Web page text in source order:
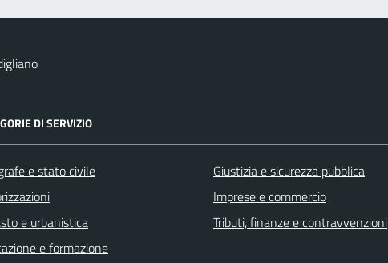
DI SERVIZIO
e stato civile
e urbanistica
e formazione
Giustizia e sicurezza pubblica
Imprese e commercio
Tributi, finanze e contravvenzioni